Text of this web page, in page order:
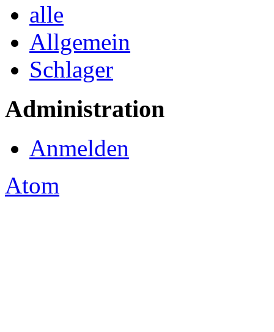
alle
Allgemein
Schlager
Administration
Anmelden
Atom